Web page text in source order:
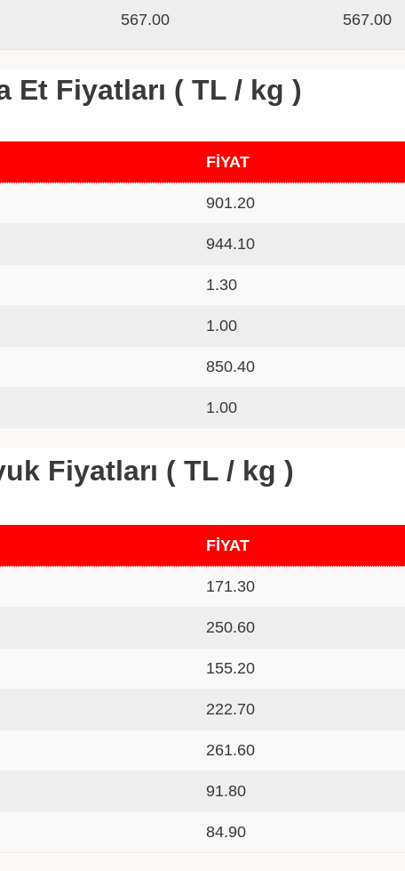
567.00 567.00
Et Fiyatları ( TL / kg )
FİYAT
901.20
944.10
1.30
1.00
850.40
1.00
Fiyatları ( TL / kg )
FİYAT
171.30
250.60
155.20
222.70
261.60
91.80
84.90